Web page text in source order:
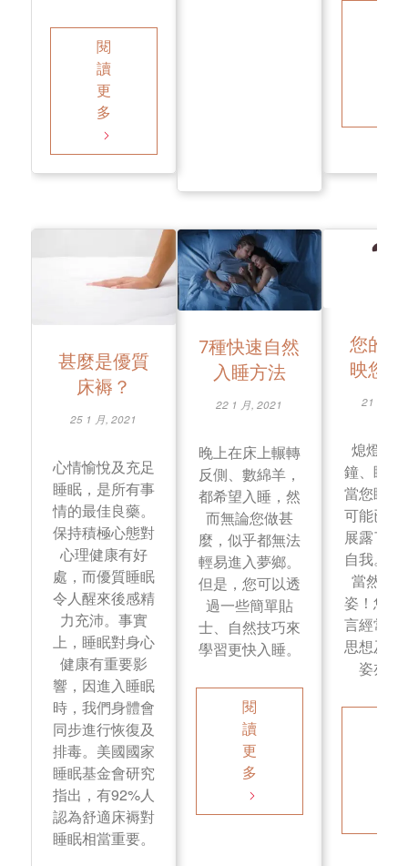
閱
讀
更
多
甚麼是優質
床褥？
25 1 月, 2021
心情愉悅及充足
睡眠，是所有事
情的最佳良藥。
保持積極心態對
心理健康有好
處，而優質睡眠
令人醒來後感精
力充沛。事實
上，睡眠對身心
健康有重要影
響，因進入睡眠
時，我們身體會
同步進行恢復及
排毒。美國國家
睡眠基金會研究
指出，有92%人
認為舒適床褥對
睡眠相當重要。
7種快速自然
入睡方法
22 1 月, 2021
晚上在床上輾轉
反側、數綿羊，
都希望入睡，然
而無論您做甚
麼，似乎都無法
輕易進入夢鄉。
但是，您可以透
過一些簡單貼
士、自然技巧來
學習更快入睡。
閱
讀
更
多
您的
映您
21 1 月,
熄燈、
鐘、睡好
當您睡覺
可能已無
展露了​​最
自我。我
當然是
姿！您的
言經常展
思想及個
姿亦同